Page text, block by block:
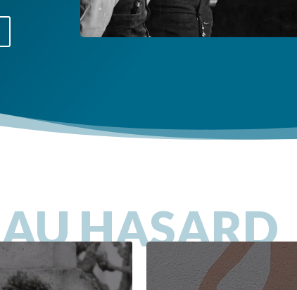
AU HASARD